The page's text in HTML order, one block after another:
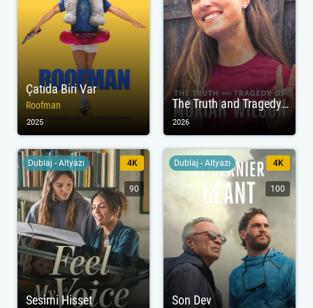
Çatıda Biri Var
Roofman
2025
The Truth and Tragedy of Moriah Wilson
2026
Sesimi Hisset
Dublaj - Altyazı 4K
90
Son Dev
Dublaj - Altyazı 4K
100